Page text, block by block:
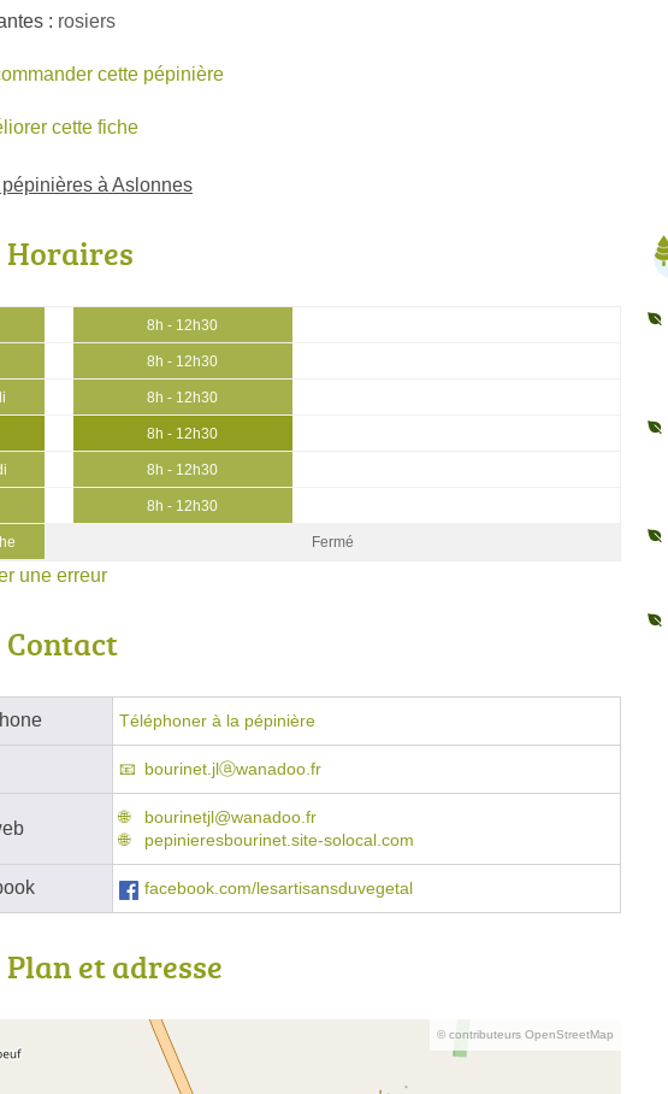
: rosiers
cette pépinière
cette fiche
à Aslonnes
Horaires
8h - 12h30
8h - 12h30
8h - 12h30
8h - 12h30
8h - 12h30
8h - 12h30
Fermé
une erreur
Contact
Téléphoner à la pépinière
bourinet.jlⓐwanadoo.fr
bourinetjl@wanadoo.fr
pepinieresbourinet.site-solocal.com
facebook.com/lesartisansduvegetal
Plan et adresse
© contributeurs OpenStreetMap